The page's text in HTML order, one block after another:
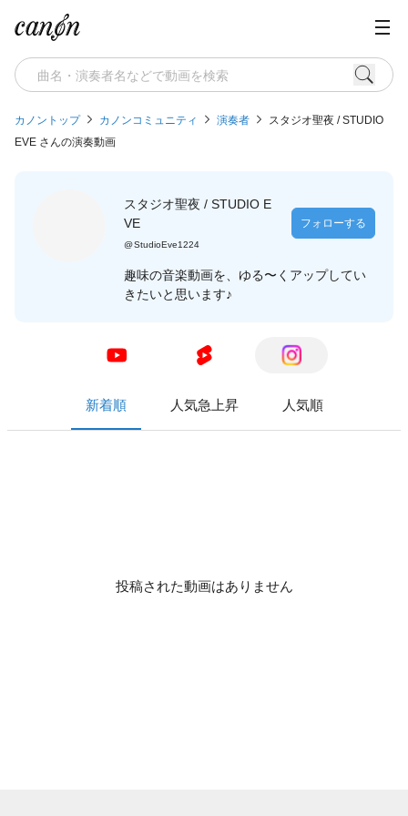
カノントップ カノンコミュニティ 演奏者
スタジオ聖夜 / STUDIO
EVE さんの演奏動画
スタジオ聖夜 / STUDIO E
VE
@StudioEve1224
フォローする
趣味の音楽動画を、ゆる〜くアップしてい
きたいと思います♪
新着順 人気急上昇 人気順
投稿された動画はありません